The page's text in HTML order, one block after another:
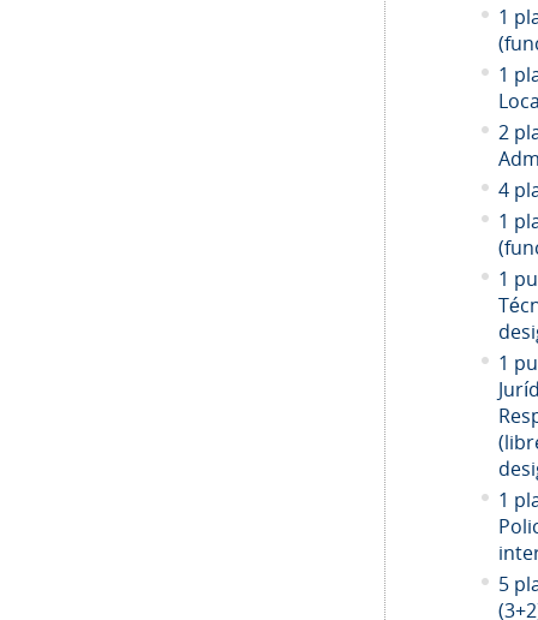
1
1
2
4
1
1
1
1
5